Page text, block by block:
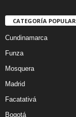
CATEGORÍA POPULAR
Cundinamarca
Funza
Mosquera
Madrid
Facatativá
Bogotá